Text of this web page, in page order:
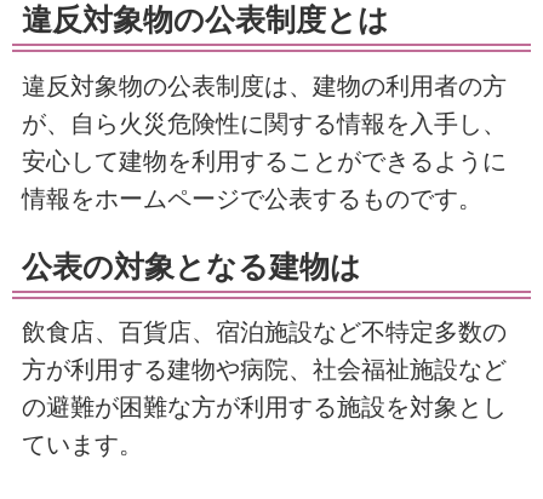
違反対象物の公表制度とは
違反対象物の公表制度は、建物の利用者の方
が、自ら火災危険性に関する情報を入手し、
安心して建物を利用することができるように
情報をホームページで公表するものです。
公表の対象となる建物は
飲食店、百貨店、宿泊施設など不特定多数の
方が利用する建物や病院、社会福祉施設など
の避難が困難な方が利用する施設を対象とし
ています。